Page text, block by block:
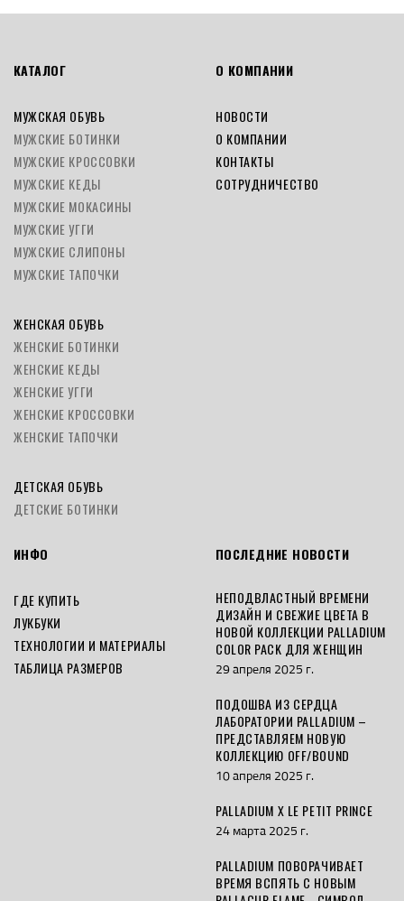
КАТАЛОГ
МУЖСКАЯ ОБУВЬ
МУЖСКИЕ БОТИНКИ
МУЖСКИЕ КРОССОВКИ
МУЖСКИЕ КЕДЫ
МУЖСКИЕ МОКАСИНЫ
МУЖСКИЕ УГГИ
МУЖСКИЕ СЛИПОНЫ
МУЖСКИЕ ТАПОЧКИ
ЖЕНСКАЯ ОБУВЬ
ЖЕНСКИЕ БОТИНКИ
ЖЕНСКИЕ КЕДЫ
ЖЕНСКИЕ УГГИ
ЖЕНСКИЕ КРОССОВКИ
ЖЕНСКИЕ ТАПОЧКИ
ДЕТСКАЯ ОБУВЬ
ДЕТСКИЕ БОТИНКИ
О КОМПАНИИ
НОВОСТИ
О КОМПАНИИ
КОНТАКТЫ
СОТРУДНИЧЕСТВО
ИНФО
ГДЕ КУПИТЬ
ЛУКБУКИ
ТЕХНОЛОГИИ И МАТЕРИАЛЫ
ТАБЛИЦА РАЗМЕРОВ
ПОСЛЕДНИЕ НОВОСТИ
НЕПОДВЛАСТНЫЙ ВРЕМЕНИ
ДИЗАЙН И СВЕЖИЕ ЦВЕТА В
НОВОЙ КОЛЛЕКЦИИ PALLADIUM
COLOR PACK ДЛЯ ЖЕНЩИН
29 апреля 2025 г.
ПОДОШВА ИЗ СЕРДЦА
ЛАБОРАТОРИИ PALLADIUM –
ПРЕДСТАВЛЯЕМ НОВУЮ
КОЛЛЕКЦИЮ OFF/BOUND
10 апреля 2025 г.
PALLADIUM X LE PETIT PRINCE
24 марта 2025 г.
PALLADIUM ПОВОРАЧИВАЕТ
ВРЕМЯ ВСПЯТЬ С НОВЫМ